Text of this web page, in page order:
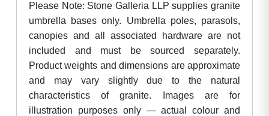
Please Note: Stone Galleria LLP supplies granite
umbrella bases only. Umbrella poles, parasols,
canopies and all associated hardware are not
included and must be sourced separately.
Product weights and dimensions are approximate
and may vary slightly due to the natural
characteristics of granite. Images are for
illustration purposes only — actual colour and